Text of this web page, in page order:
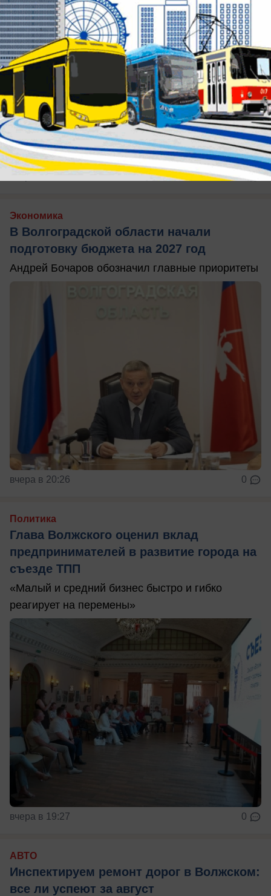
вчера в 21:26 0
Экономика
В Волгоградской области начали
подготовку бюджета на 2027 год
Андрей Бочаров обозначил главные приоритеты
вчера в 20:26 0
Политика
Глава Волжского оценил вклад
предпринимателей в развитие города на
съезде ТПП
«Малый и средний бизнес быстро и гибко
реагирует на перемены»
вчера в 19:27 0
АВТО
Инспектируем ремонт дорог в Волжском:
все ли успеют за август